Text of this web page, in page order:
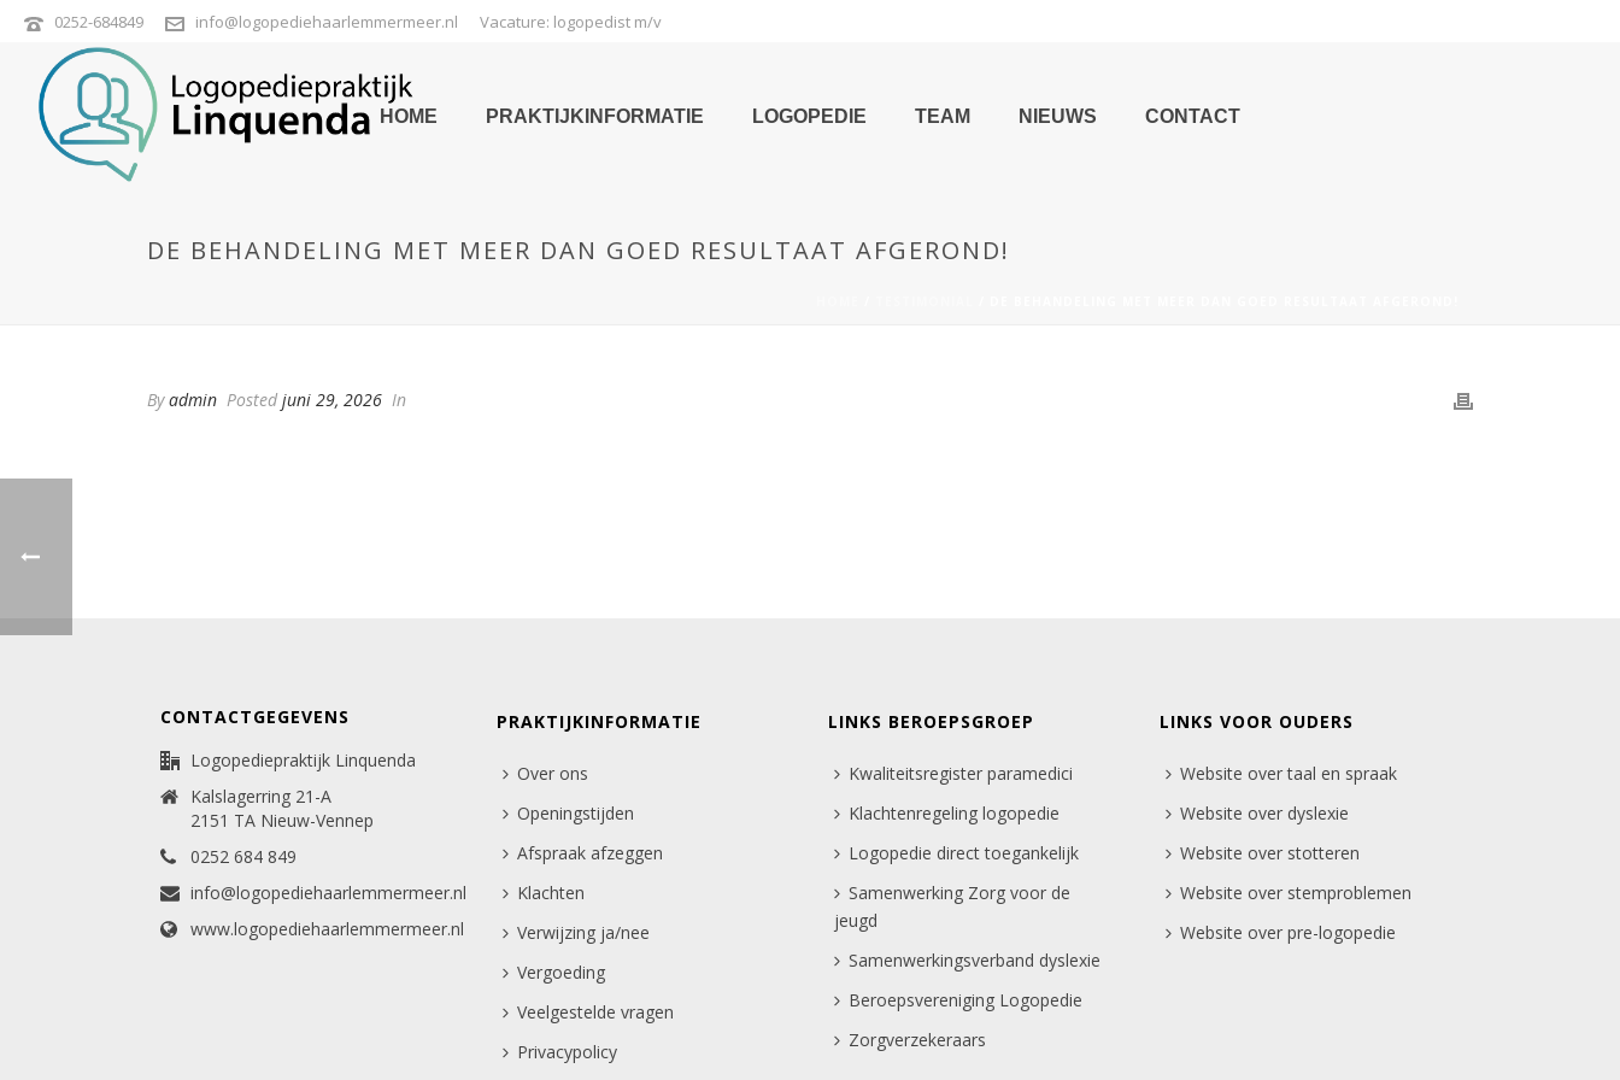
0252-684849 info@logopediehaarlemmermeer.nl Vacature: logopedist m/v
HOME PRAKTIJKINFORMATIE LOGOPEDIE TEAM NIEUWS CONTACT
DE BEHANDELING MET MEER DAN GOED RESULTAAT AFGEROND!
Byadmin Posted juni 29, 2026 In
CONTACTGEGEVENS
Logopediepraktijk Linquenda
Kalslagerring 21-A
2151 TA Nieuw-Vennep
0252 684 849
info@logopediehaarlemmermeer.nl
www.logopediehaarlemmermeer.nl
PRAKTIJKINFORMATIE
Over ons
Openingstijden
Afspraak afzeggen
Klachten
Verwijzing ja/nee
Vergoeding
Veelgestelde vragen
Privacypolicy
LINKS BEROEPSGROEP
Kwaliteitsregister paramedici
Klachtenregeling logopedie
Logopedie direct toegankelijk
Samenwerking Zorg voor de
jeugd
Samenwerkingsverband dyslexie
Beroepsvereniging Logopedie
Zorgverzekeraars
LINKS VOOR OUDERS
Website over taal en spraak
Website over dyslexie
Website over stotteren
Website over stemproblemen
Website over pre-logopedie